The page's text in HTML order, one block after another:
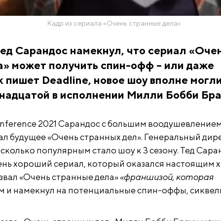
Кадр из сериала «Очень странные дела»
Сарандос намекнул, что сериал
может получить спин-офф – или даже
пишет Deadline, новое шоу вполне
в исполнении Милли Бобби
2021 Сарандос с большим
будущее «Очень странных дел». Генеральный
популярным стало шоу к 3 сезону. Тед
хороший сериал, который оказался настоящим
«Очень странные дела»«франшизой, которая
и намекнул на потенциальные спин-оффы,